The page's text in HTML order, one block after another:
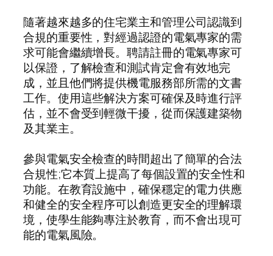
隨著越來越多的住宅業主和管理公司認識到
合規的重要性，對經過認證的電氣專家的需
求可能會繼續增長。聘請註冊的電氣專家可
以保證，了解檢查和測試肯定會有效地完
成，並且他們將提供機電服務部所需的文書
工作。使用這些解決方案可確保及時進行評
估，並不會受到輕微干擾，從而保護建築物
及其業主。
參與電氣安全檢查的時間超出了簡單的合法
合規性;它本質上提高了每個設置的安全性和
功能。在教育設施中，確保穩定的電力供應
和健全的安全程序可以創造更安全的理解環
境，使學生能夠專注於教育，而不會出現可
能的電氣風險。